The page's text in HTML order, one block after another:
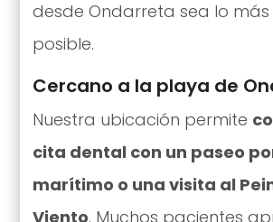
desde Ondarreta sea lo más
posible.
Cercano a la playa de
Nuestra ubicación permite
cita dental con un paseo
marítimo o una visita al
Viento. Muchos pacientes